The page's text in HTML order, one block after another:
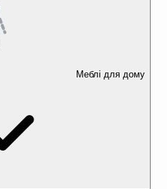
Меблі для дому